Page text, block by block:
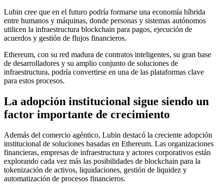
Lubin cree que en el futuro podría formarse una economía híbrida
entre humanos y máquinas, donde personas y sistemas autónomos
utilicen la infraestructura blockchain para pagos, ejecución de
acuerdos y gestión de flujos financieros.
Ethereum, con su red madura de contratos inteligentes, su gran base
de desarrolladores y su amplio conjunto de soluciones de
infraestructura, podría convertirse en una de las plataformas clave
para estos procesos.
La adopción institucional sigue siendo un
factor importante de crecimiento
Además del comercio agéntico, Lubin destacó la creciente adopción
institucional de soluciones basadas en Ethereum. Las organizaciones
financieras, empresas de infraestructura y actores corporativos están
explorando cada vez más las posibilidades de blockchain para la
tokenización de activos, liquidaciones, gestión de liquidez y
automatización de procesos financieros.